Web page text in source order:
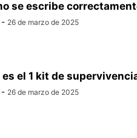
se escribe
- 26 de marzo de 2025
es el 1 kit de
- 26 de marzo de 2025